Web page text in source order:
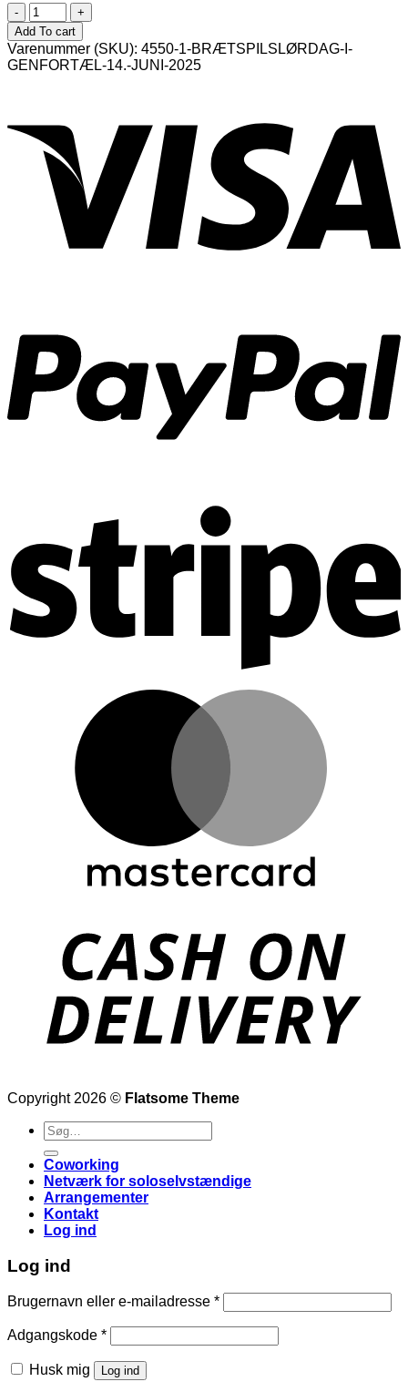
Brætspilslørdag
i
Genfortæl
14.
juni
Add To cart
Varenummer (SKU): 4550-1-BRÆTSPILSLØRDAG-I-
GENFORTÆL-14.-JUNI-2025
Copyright 2026 © Flatsome Theme
Søg
efter:
Coworking
Netværk for soloselvstændige
Arrangementer
Kontakt
Log ind
Log ind
Brugernavn eller e-mailadresse *Påkrævet
Adgangskode *Påkrævet
Husk mig Log ind